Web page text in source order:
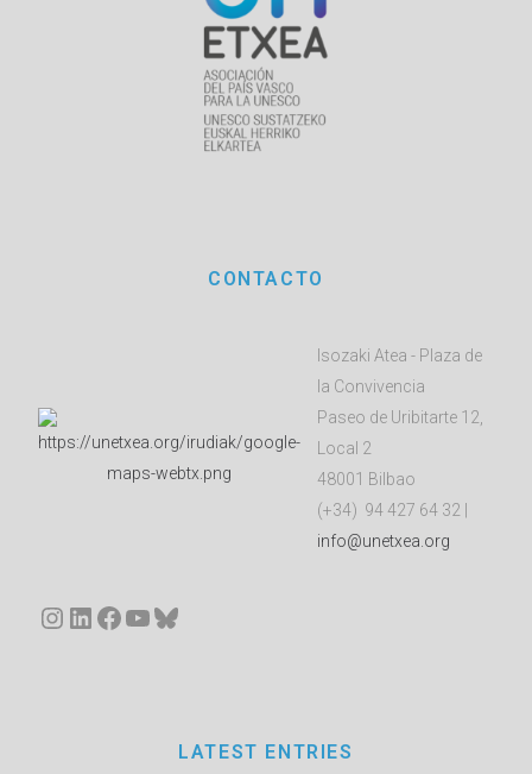
CONTACTO
Isozaki Atea - Plaza de
la Convivencia
Paseo de Uribitarte 12,
Local 2
48001 Bilbao
(+34) 94 427 64 32 |
info@unetxea.org
Instagram
LinkedIn
Facebook
YouTube
Bluesky
LATEST ENTRIES